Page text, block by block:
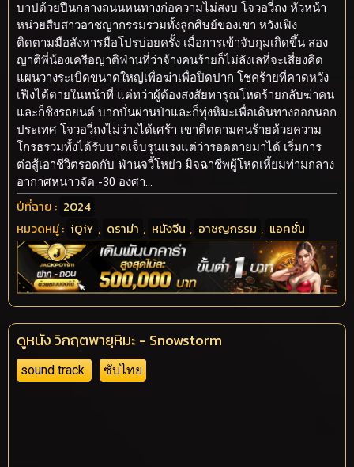
บาปด้วยปืนกลางถนนหนทางก่อความไม่สงบ โจวอวี่ถง หัวหน้า
หน่วยสืบสาวอาชญากรรมรวมทั้งลูกศิษย์ของเขา หวังเฟิง
ติดตามมือสังหารมือโปรบ่อยครั้ง เมื่อการเข้าจับกุมเกิดขึ้น สอง
ญาติพี่น้องเครือญาติฟ่านที่ว่าจ้างคนร้ายก็ไม่ลังเลที่จะเสี่ยงคิด
แผนวางระเบิดขนาดใหญ่เพื่อฆ่าเพื่อปิดปาก โชคร้ายที่คาดหวัง
เฟิงได้ตายในหน้าที่ แต่ทว่าผู้ต้องสงสัยทารุณโหดร้ายกลับฆ่าคน
และก็ชิงรถยนต์ บากบั่นผ่านป่าและก็ทุ่งหิมะเพื่อเดินทางออกนอก
ประเทศ โจวอวี่ถงไม่ว่างได้เศร้า เขาติดตามคนร้ายด้วยความ
โกรธรวมทั้งได้รับบาดเจ็บรุนแรงแต่ว่ารอดตายมาได้ เริ่มการ
ต่อสู้เอาชีวิตรอดกับ ฟ่านจวี้โหย่ว มิจฉาชีพผู้โหดเหี้ยมท่ามกลาง
อากาศหนาวจัด -30 องศา…
ปีที่ฉาย : 2024
หมวดหมู่ : iQiY , ดราม่า , หนังจีน , อาชญกรรม , แอคชั่น
ดูหนัง วิกฤตพายุหิมะ - Snowstorm
sound track ซับไทย